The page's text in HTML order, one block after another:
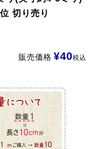
切り売り
販売価格 ¥40税込